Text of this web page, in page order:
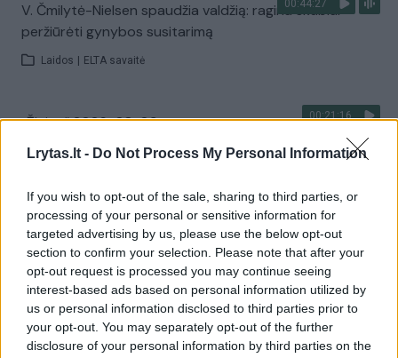
Lrytas.lt - Do Not Process My Personal Information
If you wish to opt-out of the sale, sharing to third parties, or
processing of your personal or sensitive information for
targeted advertising by us, please use the below opt-out
section to confirm your selection. Please note that after your
opt-out request is processed you may continue seeing
interest-based ads based on personal information utilized by
us or personal information disclosed to third parties prior to
your opt-out. You may separately opt-out of the further
disclosure of your personal information by third parties on the
00:44:27
V. Čmilytė-Nielsen spaudžia valdžią: ragina skubiai
peržiūrėti gynybos susitarimą
Laidos ELTA savaitė
00:21:16
„Žinios“ 2026-08-09
Laidos | Žinios
Visi įrašai
Žiūrimiausi įrašai
00:00:30